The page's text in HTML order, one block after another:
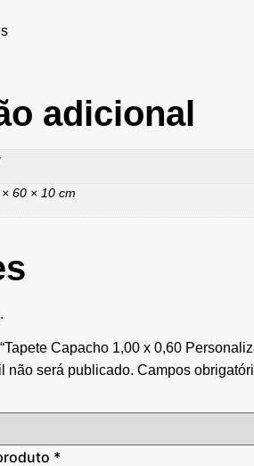
adicional
× 60 × 10 cm
Capacho 1,00 x 0,60
não será publicado. Campos
*